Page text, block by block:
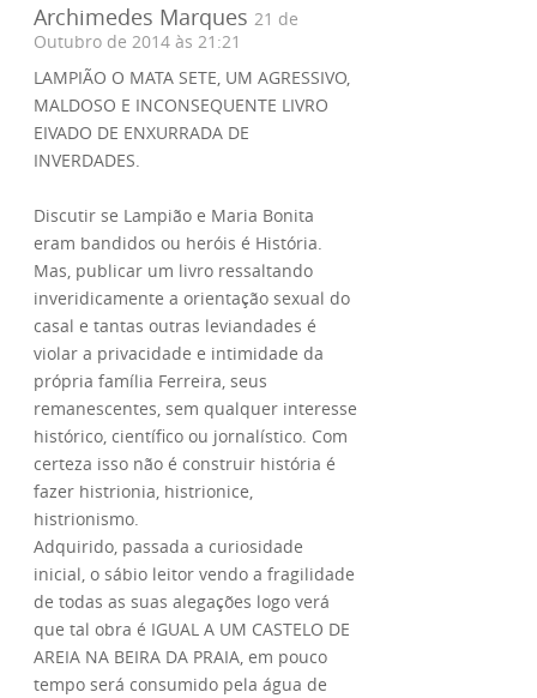
Archimedes Marques 21 de
Outubro de 2014 às 21:21
LAMPIÃO O MATA SETE, UM AGRESSIVO,
MALDOSO E INCONSEQUENTE LIVRO
EIVADO DE ENXURRADA DE
INVERDADES.
Discutir se Lampião e Maria Bonita
eram bandidos ou heróis é História.
Mas, publicar um livro ressaltando
inveridicamente a orientação sexual do
casal e tantas outras leviandades é
violar a privacidade e intimidade da
própria família Ferreira, seus
remanescentes, sem qualquer interesse
histórico, científico ou jornalístico. Com
certeza isso não é construir história é
fazer histrionia, histrionice,
histrionismo.
Adquirido, passada a curiosidade
inicial, o sábio leitor vendo a fragilidade
de todas as suas alegações logo verá
que tal obra é IGUAL A UM CASTELO DE
AREIA NA BEIRA DA PRAIA, em pouco
tempo será consumido pela água de